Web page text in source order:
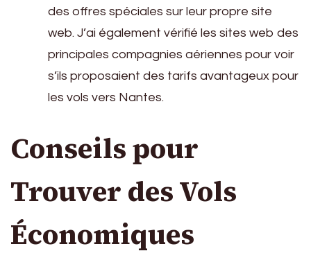
des offres spéciales sur leur propre site
web. J’ai également vérifié les sites web des
principales compagnies aériennes pour voir
s’ils proposaient des tarifs avantageux pour
les vols vers Nantes.
Conseils pour
Trouver des Vols
Économiques